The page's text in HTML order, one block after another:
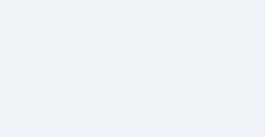
ムームードメイン 2月のおす
FRONTIER スーパーセール